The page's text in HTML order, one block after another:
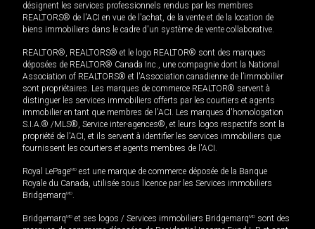
désignent les services professionnels rendus par les membres
REALTORS® de l'ACI en vue de l'achat, de la vente et de la location de
biens immobiliers dans le cadre d'un système de vente collaborative.
REALTOR®, REALTORS® et le logo REALTOR® sont des marques
déposées de REALTOR® Canada Inc., une compagnie dont la National
Association of REALTORS® et l'Association canadienne de l’immobilier
sont propriétaires. Les marques de commerce REALTOR® servent à
distinguer les services immobiliers offerts par les courtiers et agents
immobilier en tant que membres de l'ACI. Les marques d'homologation
S.I.A.® /MLS®, Service inter-agences®, et leurs logos respectifs sont la
propriété de l'ACI, et ils servent à identifier les services immobiliers que
fournissent les courtiers et agents membres de l'ACI.
Royal LePageMD est une marque de commerce déposée de la Banque
Royale du Canada, utilisée sous licence par les Services immobiliers
BridgemarqMD.
BridgemarqMD et ses logos / Services immobiliers BridgemarqMD sont des